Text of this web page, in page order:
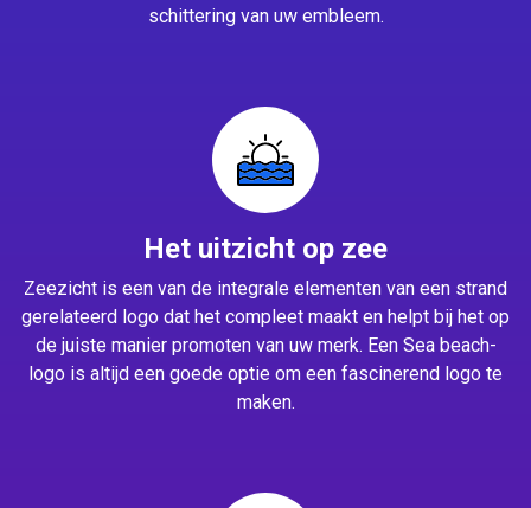
schittering van uw embleem.
Het uitzicht op zee
Zeezicht is een van de integrale elementen van een strand
gerelateerd logo dat het compleet maakt en helpt bij het op
de juiste manier promoten van uw merk. Een Sea beach-
logo is altijd een goede optie om een fascinerend logo te
maken.